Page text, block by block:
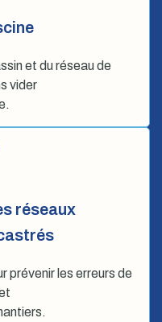
et du réseau de
vider
réseaux
prévenir les erreurs de